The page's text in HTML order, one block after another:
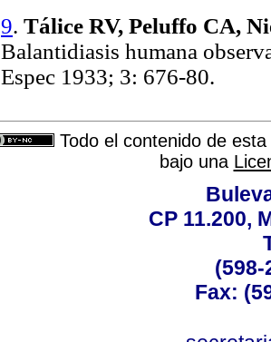
9. Tálice RV, Peluffo CA,
Balantidiasis humana
Espec 1933; 3: 676-80.
Todo el contenido de
bajo una
CP 11.200,
(598-
Fax: